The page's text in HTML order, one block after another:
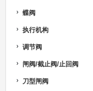
蝶阀
执行机构
调节阀
闸阀/截止阀/止回阀
刀型闸阀